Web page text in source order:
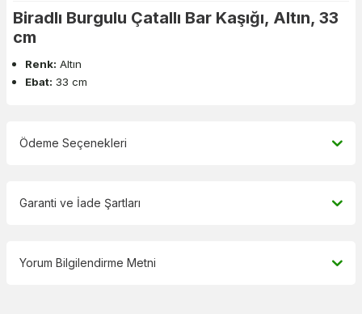
Biradlı Burgulu Çatallı Bar Kaşığı, Altın, 33
cm
Renk: Altın
Ebat: 33 cm
Ödeme Seçenekleri
Garanti ve İade Şartları
Yorum Bilgilendirme Metni